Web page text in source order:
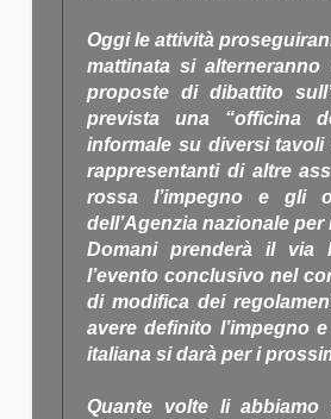
Oggi le attività
mattinata si
proposte di dibattito
prevista una “officina
informale su diversi
rappresentanti di altre
rossa l’impegno e gli
dell’Agenzia nazionale
Domani prenderà il via
l’evento conclusivo nel
di modifica dei
avere definito l’impegno
italiana si darà per i
Quante volte li